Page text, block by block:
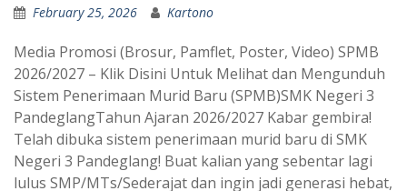
February 25, 2026 Kartono
Media Promosi (Brosur, Pamflet, Poster, Video) SPMB
2026/2027 – Klik Disini Untuk Melihat dan Mengunduh
Sistem Penerimaan Murid Baru (SPMB)SMK Negeri 3
PandeglangTahun Ajaran 2026/2027 Kabar gembira!
Telah dibuka sistem penerimaan murid baru di SMK
Negeri 3 Pandeglang! Buat kalian yang sebentar lagi
lulus SMP/MTs/Sederajat dan ingin jadi generasi hebat,